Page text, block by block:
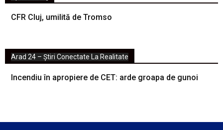
CFR Cluj, umilită de Tromso
Arad 24 – Știri Conectate La Realitate
Incendiu în apropiere de CET: arde groapa de gunoi